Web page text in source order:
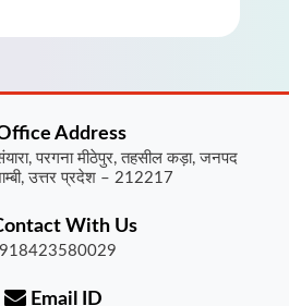
Address
परगना मीठेपुर, तहसील कड़ा, जनपद
उत्तर प्रदेश – 212217
With Us
Email ID